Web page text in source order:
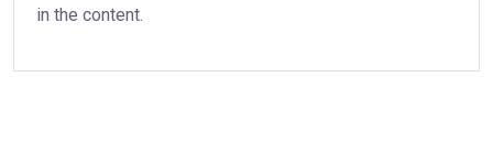
in the content.